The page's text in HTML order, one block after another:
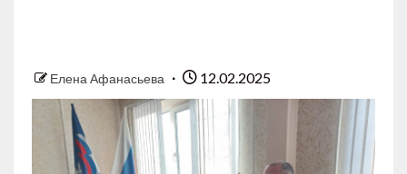
Елена Афанасьева 12.02.2025